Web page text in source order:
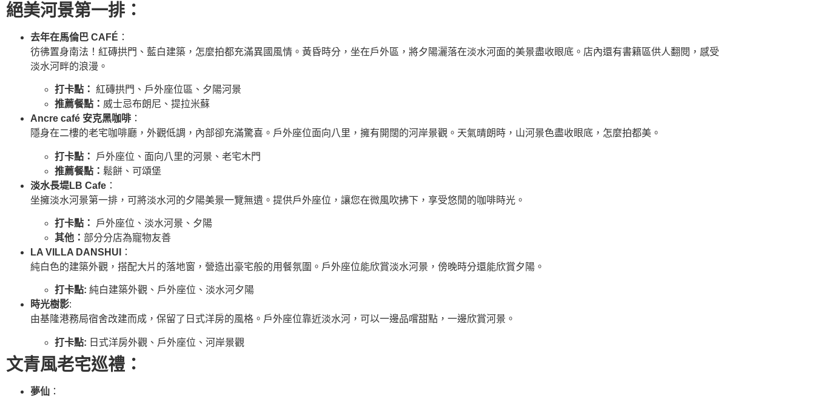
絕美河景第一排：
去年在馬倫巴 CAFÉ ：
彷彿置身南法！紅磚拱門、藍白建築，怎麼拍都充滿異國風情。黃昏時分，坐在戶外區，將夕陽灑落在淡水河面的美景盡收眼底。店內還有書籍區供人翻閱，感受
淡水河畔的浪漫。
打卡點： 紅磚拱門、戶外座位區、夕陽河景
推薦餐點： 威士忌布朗尼、提拉米蘇
Ancre café 安克黑咖啡 ：
隱身在二樓的老宅咖啡廳，外觀低調，內部卻充滿驚喜。戶外座位面向八里，擁有開闊的河岸景觀。天氣晴朗時，山河景色盡收眼底，怎麼拍都美。
打卡點：
戶外座位、面向八里的河景、老宅木門
推薦餐點： 鬆餅、可頌堡
淡水長堤LB Cafe ：
坐擁淡水河景第一排，可將淡水河的夕陽美景一覽無遺。提供戶外座位，讓您在微風吹拂下，享受悠閒的咖啡時光。
打卡點：
戶外座位、淡水河景、夕陽
其他： 部分分店為寵物友善
LA VILLA DANSHUI
：
純白色的建築外觀，搭配大片的落地窗，營造出豪宅般的用餐氛圍。戶外座位能欣賞淡水河景，傍晚時分還能欣賞夕陽。
打卡點: 純白建築外觀、戶外座位、淡水河夕陽
時光樹影:
由基隆港務局宿舍改建而成，保留了日式洋房的風格。戶外座位靠近淡水河，可以一邊品嚐甜點，一邊欣賞河景。
打卡點: 日式洋房外觀、戶外座位、河岸景觀
文青風老宅巡禮：
夢仙 ：